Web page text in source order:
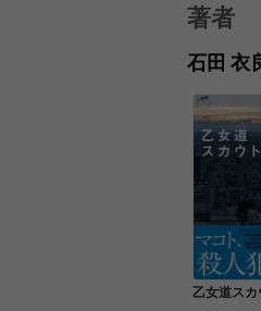
著者
石田 衣
乙女道スカ